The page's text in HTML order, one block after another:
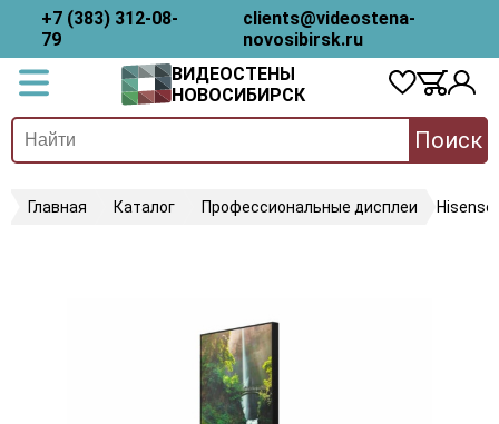
+7 (383) 312-08-
79
clients@videostena-
novosibirsk.ru
ВИДЕОСТЕНЫ
НОВОСИБИРСК
Поиск
Главная Каталог Профессиональные дисплеи Hisense